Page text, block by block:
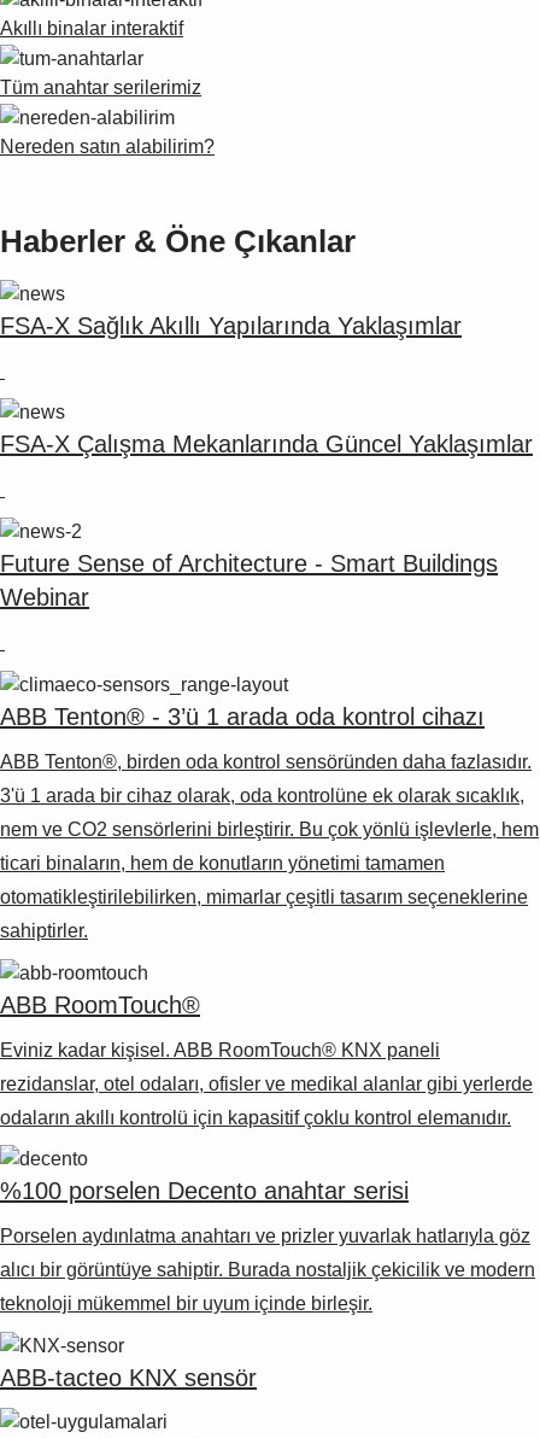
Akıllı binalar interaktif
Tüm anahtar serilerimiz
Nereden satın alabilirim?
Haberler & Öne Çıkanlar
FSA-X Sağlık Akıllı Yapılarında Yaklaşımlar
FSA-X Çalışma Mekanlarında Güncel Yaklaşımlar
Future Sense of Architecture - Smart Buildings
Webinar
ABB Tenton® - 3’ü 1 arada oda kontrol cihazı
ABB Tenton®, birden oda kontrol sensöründen daha fazlasıdır.
3'ü 1 arada bir cihaz olarak, oda kontrolüne ek olarak sıcaklık,
nem ve CO2 sensörlerini birleştirir. Bu çok yönlü işlevlerle, hem
ticari binaların, hem de konutların yönetimi tamamen
otomatikleştirilebilirken, mimarlar çeşitli tasarım seçeneklerine
sahiptirler.
ABB RoomTouch®
Eviniz kadar kişisel. ABB RoomTouch® KNX paneli
rezidanslar, otel odaları, ofisler ve medikal alanlar gibi yerlerde
odaların akıllı kontrolü için kapasitif çoklu kontrol elemanıdır.
%100 porselen Decento anahtar serisi
Porselen aydınlatma anahtarı ve prizler yuvarlak hatlarıyla göz
alıcı bir görüntüye sahiptir. Burada nostaljik çekicilik ve modern
teknoloji mükemmel bir uyum içinde birleşir.
ABB-tacteo KNX sensör